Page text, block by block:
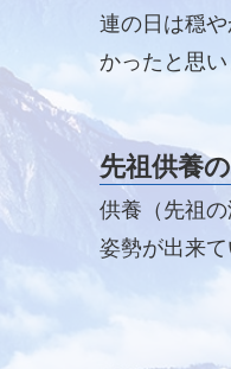
連の日は穏
かったと思
のような葬
く、ある意
先祖供養
供養（先祖
姿勢が出来て